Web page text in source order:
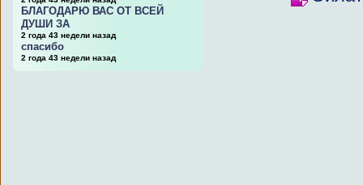
БЛАГОДАРЮ ВАС ОТ ВСЕЙ
ДУШИ ЗА
2 года 43 недели назад
спасибо
2 года 43 недели назад